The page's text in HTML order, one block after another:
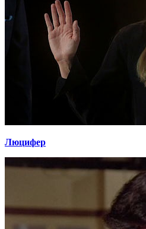
Люцифер